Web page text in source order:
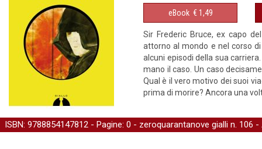
eBook € 1,49
Sir Frederic Bruce, ex capo
attorno al mondo e nel corso
alcuni episodi della sua
mano il caso. Un caso
Qual è il vero motivo dei suoi
prima di morire? Ancora una
ISBN: 9788854147812 - Pagine: 0 - zeroquarantanove gialli n. 106 -